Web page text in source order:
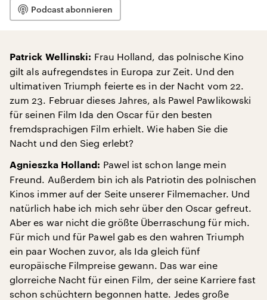
Podcast abonnieren
Patrick Wellinski: Frau Holland, das polnische Kino
gilt als aufregendstes in Europa zur Zeit. Und den
ultimativen Triumph feierte es in der Nacht vom 22.
zum 23. Februar dieses Jahres, als Pawel Pawlikowski
für seinen Film Ida den Oscar für den besten
fremdsprachigen Film erhielt. Wie haben Sie die
Nacht und den Sieg erlebt?
Agnieszka Holland: Pawel ist schon lange mein
Freund. Außerdem bin ich als Patriotin des polnischen
Kinos immer auf der Seite unserer Filmemacher. Und
natürlich habe ich mich sehr über den Oscar gefreut.
Aber es war nicht die größte Überraschung für mich.
Für mich und für Pawel gab es den wahren Triumph
ein paar Wochen zuvor, als Ida gleich fünf
europäische Filmpreise gewann. Das war eine
glorreiche Nacht für einen Film, der seine Karriere fast
schon schüchtern begonnen hatte. Jedes große